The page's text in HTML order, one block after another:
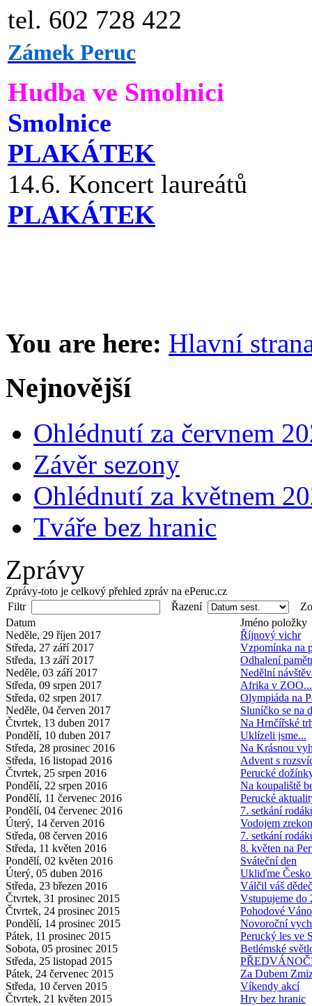
tel. 602 728 422
Zámek Peruc
Hudba ve Smolnici
Smolnice
PLAKÁTEK
14.6. Koncert laureátů
PLAKÁTEK
You are here: Hlavní
Nejnovější
Ohlédnutí za červnem
Závěr sezony
Ohlédnutí za květnem
Tváře bez hranic
Zprávy
Zprávy-toto je celkový přehled zpráv na ePeruc.cz
Filtr
Řazení
Datum
Jméno položky
Neděle, 29 říjen 2017
Říjnový vichr
Středa, 27 září 2017
Vzpomínka na
Středa, 13 září 2017
Odhalení
Neděle, 03 září 2017
Nedělní
Středa, 09 srpen 2017
Afrika v ZOO...
Středa, 02 srpen 2017
Olympiáda na
Neděle, 04 červen 2017
Sluníčko se na
Čtvrtek, 13 duben 2017
Na Hrnčířské
Pondělí, 10 duben 2017
Uklízeli jsme...
Středa, 28 prosinec 2016
Na Krásnou
Středa, 16 listopad 2016
Advent s
Čtvrtek, 25 srpen 2016
Perucké
Pondělí, 22 srpen 2016
Na koupaliště
Pondělí, 11 červenec 2016
Perucké
Pondělí, 04 červenec 2016
7. setkání
Úterý, 14 červen 2016
Vodojem
Středa, 08 červen 2016
7. setkání
Středa, 11 květen 2016
8. květen na
Pondělí, 02 květen 2016
Sváteční den
Úterý, 05 duben 2016
Ukliďme Česko
Středa, 23 březen 2016
Válčil váš
Čtvrtek, 31 prosinec 2015
Vstupujeme do
Čtvrtek, 24 prosinec 2015
Pohodové
Pondělí, 14 prosinec 2015
Novoroční
Pátek, 11 prosinec 2015
Perucký les ve
Sobota, 05 prosinec 2015
Betlémské
Středa, 25 listopad 2015
Pátek, 24 červenec 2015
Za Dubem
Středa, 10 červen 2015
Víkendy akcí
Čtvrtek, 21 květen 2015
Hry bez hranic